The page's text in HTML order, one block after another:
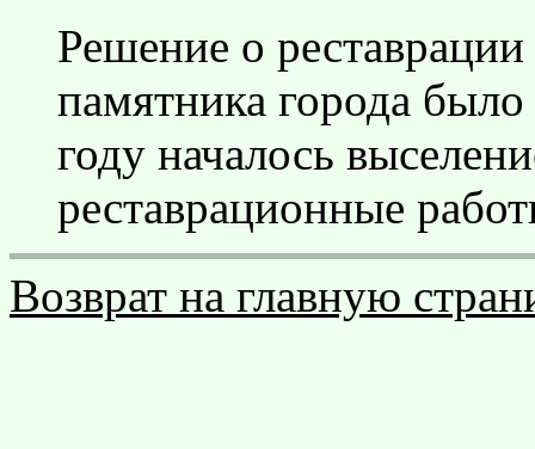
Решение о
памятника города
году началось
реставрационные
Возврат на главную